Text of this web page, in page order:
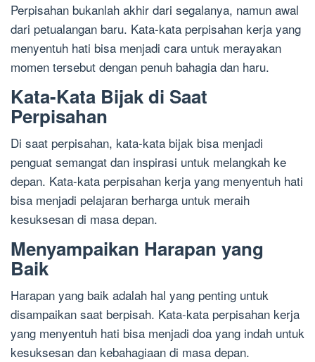
Perpisahan bukanlah akhir dari segalanya, namun awal
dari petualangan baru. Kata-kata perpisahan kerja yang
menyentuh hati bisa menjadi cara untuk merayakan
momen tersebut dengan penuh bahagia dan haru.
Kata-Kata Bijak di Saat
Perpisahan
Di saat perpisahan, kata-kata bijak bisa menjadi
penguat semangat dan inspirasi untuk melangkah ke
depan. Kata-kata perpisahan kerja yang menyentuh hati
bisa menjadi pelajaran berharga untuk meraih
kesuksesan di masa depan.
Menyampaikan Harapan yang
Baik
Harapan yang baik adalah hal yang penting untuk
disampaikan saat berpisah. Kata-kata perpisahan kerja
yang menyentuh hati bisa menjadi doa yang indah untuk
kesuksesan dan kebahagiaan di masa depan.